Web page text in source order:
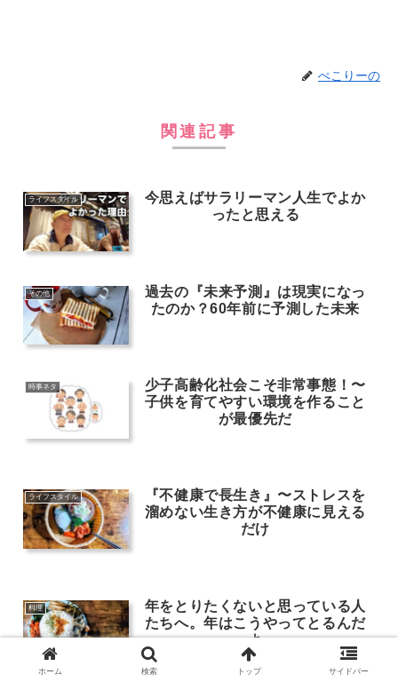
ぺこりーの
関連記事
ライフスタイル
今思えばサラリーマン人生でよか
ったと思える
その他
過去の『未来予測』は現実になっ
たのか？60年前に予測した未来
時事ネタ
少子高齢化社会こそ非常事態！〜
子供を育てやすい環境を作ること
が最優先だ
ライフスタイル
『不健康で長生き』〜ストレスを
溜めない生き方が不健康に見える
だけ
料理
年をとりたくないと思っている人
たちへ。年はこうやってとるんだ
よ
ホーム 検索 トップ サイドバー